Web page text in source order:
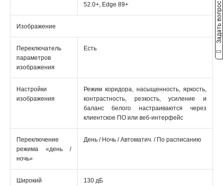
52.0+, Edge 89+
Изображение
Переключатель
параметров
изображения
Есть
Настройки
изображения
Режим коридора, насыщенность, яркость,
контрастность, резкость, усиление и
баланс белого настраиваются через
клиентское ПО или веб-интерфейс
Переключение
режима «день /
ночь»
День / Ночь / Автоматич. / По расписанию
Широкий
130 дБ
Задать вопрос